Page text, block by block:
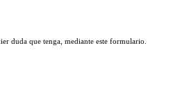
duda que tenga, mediante este formulario.